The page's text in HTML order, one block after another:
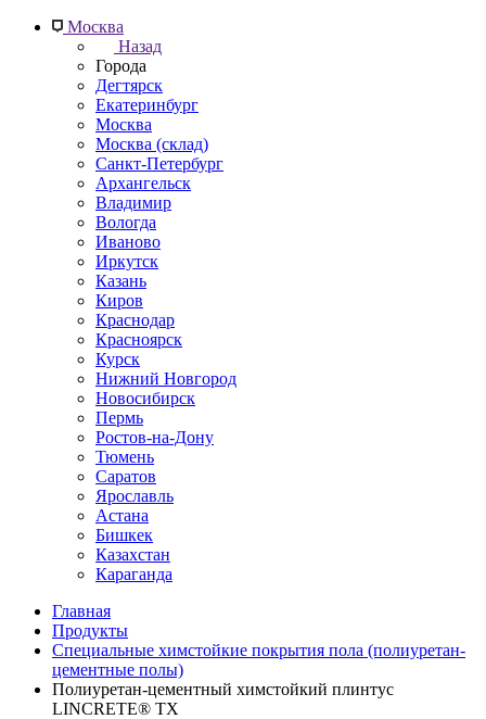
Москва
Назад
Города
Дегтярск
Екатеринбург
Москва
Москва (склад)
Санкт-Петербург
Архангельск
Владимир
Вологда
Иваново
Иркутск
Казань
Киров
Краснодар
Красноярск
Курск
Нижний Новгород
Новосибирск
Пермь
Ростов-на-Дону
Тюмень
Саратов
Ярославль
Астана
Бишкек
Казахстан
Караганда
Главная
Продукты
Специальные химстойкие покрытия пола (полиуретан-
цементные полы)
Полиуретан-цементный химстойкий плинтус
LINCRETE® TX